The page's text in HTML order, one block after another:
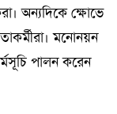
অন্যদিকে ক্ষোভে
মনোনয়ন
পালন করেন